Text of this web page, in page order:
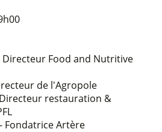
Directeur Food and Nutritive
de l'Agropole
restauration &
Fondatrice Artère